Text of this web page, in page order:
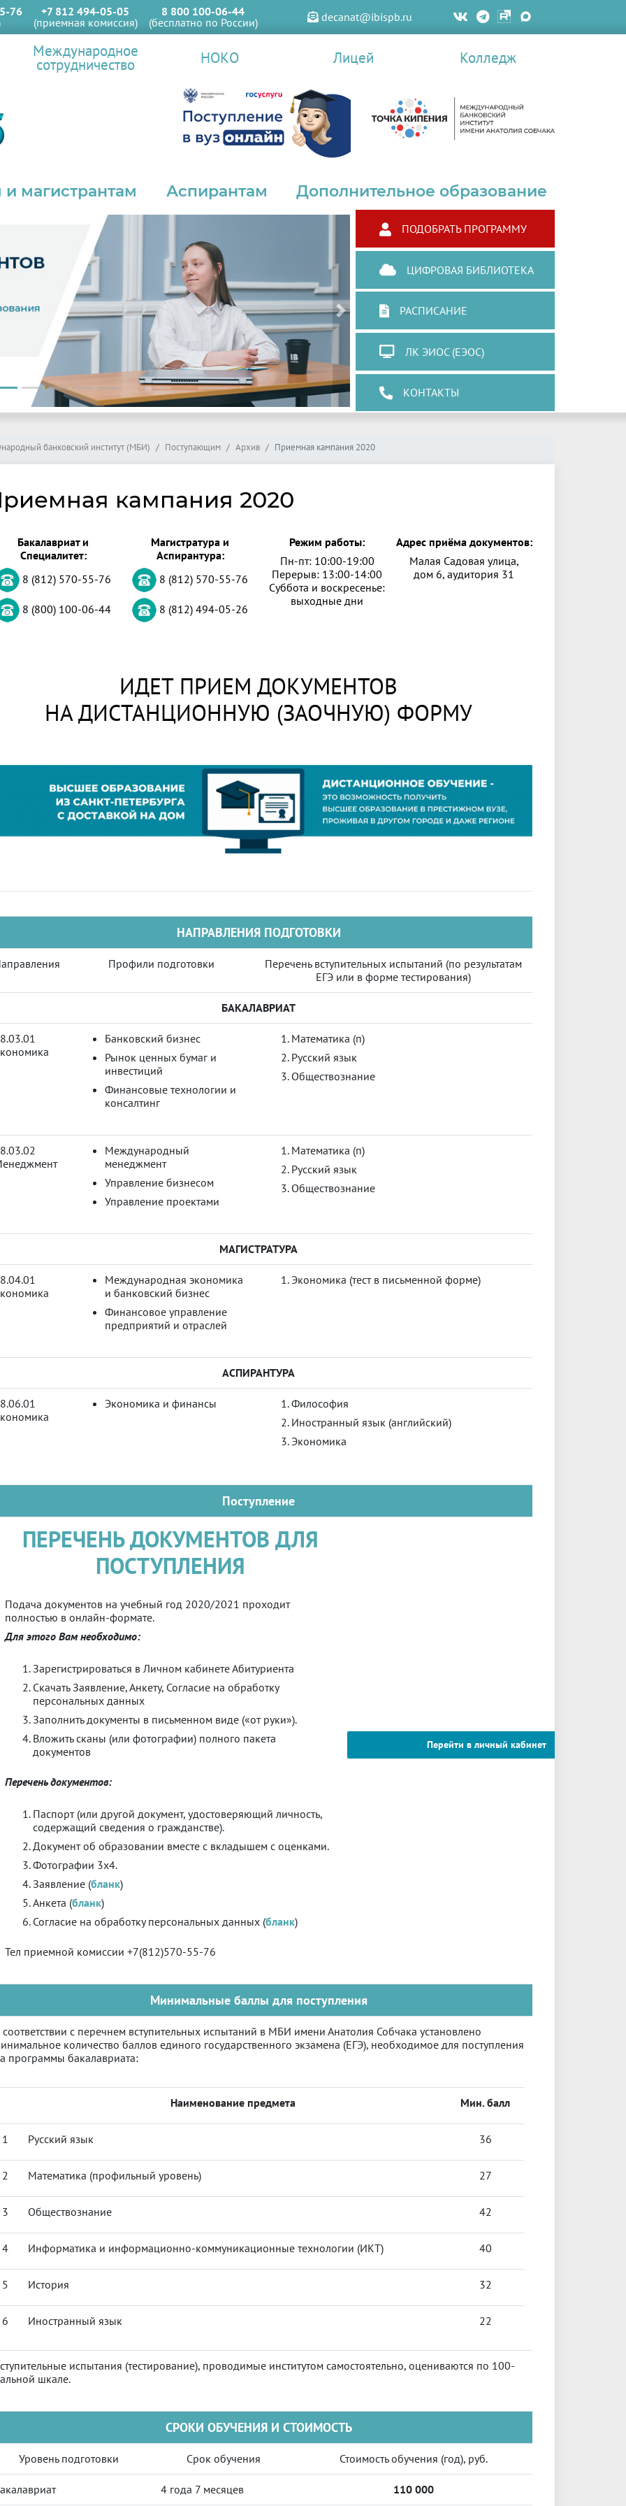
76
+7 812 494-05-05
(приемная комиссия)
8 800 100-06-44
(бесплатно по России)
decanat@ibispb.ru
Международное
сотрудничество НОКО Лицей Колледж
и магистрантам Аспирантам Дополнительное образование
Next
ПОДОБРАТЬ ПРОГРАММУ
ЦИФРОВАЯ БИБЛИОТЕКА
РАСПИСАНИЕ
ЛК ЭИОС (ЕЭОС)
КОНТАКТЫ
банковский институт (МБИ) Поступающим Архив Приемная кампания 2020
кампания 2020
Бакалавриат и
Специалитет:
8 (812) 570-55-76
8 (800) 100-06-44
Магистратура и
Аспирантура:
8 (812) 570-55-76
8 (812) 494-05-26
Режим работы:
Пн-пт: 10:00-19:00
Перерыв: 13:00-14:00
Суббота и воскресенье:
выходные дни
Адрес приёма документов:
Малая Садовая улица,
дом 6, аудитория 31
ИДЕТ ПРИЕМ ДОКУМЕНТОВ
НА ДИСТАНЦИОННУЮ (ЗАОЧНУЮ) ФОРМУ
НАПРАВЛЕНИЯ ПОДГОТОВКИ
Профили подготовки
Перечень вступительных испытаний (по результатам
ЕГЭ или в форме тестирования)
БАКАЛАВРИАТ
Банковский бизнес
Рынок ценных бумаг и
инвестиций
Финансовые технологии и
консалтинг
Математика (п)
Русский язык
Обществознание
Международный
менеджмент
Управление бизнесом
Управление проектами
Математика (п)
Русский язык
Обществознание
МАГИСТРАТУРА
Международная экономика
и банковский бизнес
Финансовое управление
предприятий и отраслей
Экономика (тест в письменной форме)
АСПИРАНТУРА
Экономика и финансы
Философия
Иностранный язык (английский)
Экономика
Поступление
ПЕРЕЧЕНЬ ДОКУМЕНТОВ ДЛЯ
ПОСТУПЛЕНИЯ
Подача документов на учебный год 2020/2021 проходит
полностью в онлайн-формате.
Для этого Вам необходимо:
Зарегистрироваться в Личном кабинете Абитуриента
Скачать Заявление, Анкету, Согласие на обработку
персональных данных
Заполнить документы в письменном виде («от руки»).
Вложить сканы (или фотографии) полного пакета
документов
Перечень документов:
Паспорт (или другой документ, удостоверяющий личность,
содержащий сведения о гражданстве).
Документ об образовании вместе с вкладышем с оценками.
Фотографии 3х4.
Заявление (бланк)
Анкета (бланк)
Согласие на обработку персональных данных (бланк)
Тел приемной комиссии +7(812)570-55-76
Перейти в личный кабинет
Минимальные баллы для поступления
соответствии с перечнем вступительных испытаний в МБИ имени Анатолия Собчака установлено
количество баллов единого государственного экзамена (ЕГЭ), необходимое для поступления
программы бакалавриата:
Наименование предмета Мин. балл
1 Русский язык 36
2 Математика (профильный уровень) 27
3 Обществознание 42
4 Информатика и информационно-коммуникационные технологии (ИКТ) 40
5 История 32
6 Иностранный язык 22
испытания (тестирование), проводимые институтом самостоятельно, оцениваются по 100-
шкале.
СРОКИ ОБУЧЕНИЯ И СТОИМОСТЬ
Уровень подготовки Срок обучения Стоимость обучения (год), руб.
4 года 7 месяцев 110 000